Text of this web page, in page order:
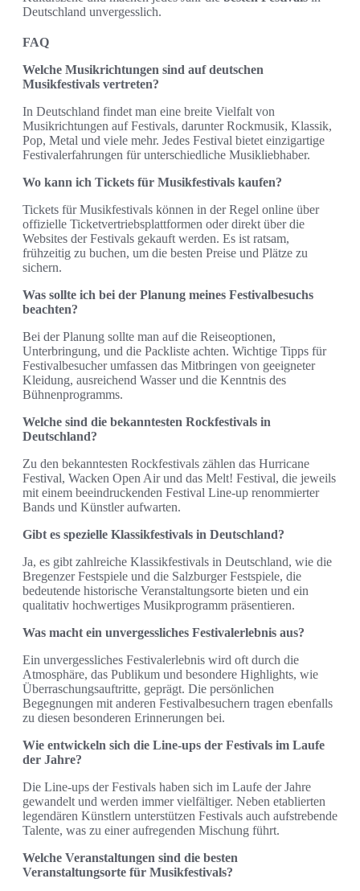
Deutschland unvergesslich.
FAQ
Welche Musikrichtungen sind auf deutschen
Musikfestivals vertreten?
In Deutschland findet man eine breite Vielfalt von
Musikrichtungen auf Festivals, darunter Rockmusik, Klassik,
Pop, Metal und viele mehr. Jedes Festival bietet einzigartige
Festivalerfahrungen für unterschiedliche Musikliebhaber.
Wo kann ich Tickets für Musikfestivals kaufen?
Tickets für Musikfestivals können in der Regel online über
offizielle Ticketvertriebsplattformen oder direkt über die
Websites der Festivals gekauft werden. Es ist ratsam,
frühzeitig zu buchen, um die besten Preise und Plätze zu
sichern.
Was sollte ich bei der Planung meines Festivalbesuchs
beachten?
Bei der Planung sollte man auf die Reiseoptionen,
Unterbringung, und die Packliste achten. Wichtige Tipps für
Festivalbesucher umfassen das Mitbringen von geeigneter
Kleidung, ausreichend Wasser und die Kenntnis des
Bühnenprogramms.
Welche sind die bekanntesten Rockfestivals in
Deutschland?
Zu den bekanntesten Rockfestivals zählen das Hurricane
Festival, Wacken Open Air und das Melt! Festival, die jeweils
mit einem beeindruckenden Festival Line-up renommierter
Bands und Künstler aufwarten.
Gibt es spezielle Klassikfestivals in Deutschland?
Ja, es gibt zahlreiche Klassikfestivals in Deutschland, wie die
Bregenzer Festspiele und die Salzburger Festspiele, die
bedeutende historische Veranstaltungsorte bieten und ein
qualitativ hochwertiges Musikprogramm präsentieren.
Was macht ein unvergessliches Festivalerlebnis aus?
Ein unvergessliches Festivalerlebnis wird oft durch die
Atmosphäre, das Publikum und besondere Highlights, wie
Überraschungsauftritte, geprägt. Die persönlichen
Begegnungen mit anderen Festivalbesuchern tragen ebenfalls
zu diesen besonderen Erinnerungen bei.
Wie entwickeln sich die Line-ups der Festivals im Laufe
der Jahre?
Die Line-ups der Festivals haben sich im Laufe der Jahre
gewandelt und werden immer vielfältiger. Neben etablierten
legendären Künstlern unterstützen Festivals auch aufstrebende
Talente, was zu einer aufregenden Mischung führt.
Welche Veranstaltungen sind die besten
Veranstaltungsorte für Musikfestivals?